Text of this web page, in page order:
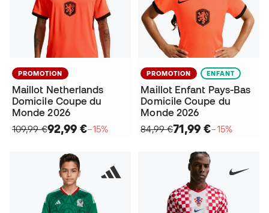
PROMOTION
Maillot Netherlands
Domicile Coupe du
Monde 2026
109,99 €92,99 €−15%
PROMOTION ENFANT
Maillot Enfant Pays-Bas
Domicile Coupe du
Monde 2026
84,99 €71,99 €−15%